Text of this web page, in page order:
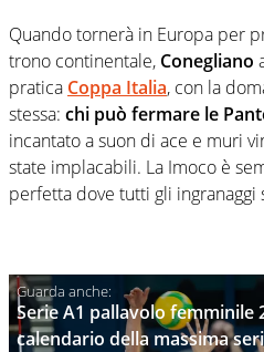
Quando tornerà in Europa per
trono continentale, Conegliano
pratica Coppa Italia, con la
stessa: chi può fermare le
incantato a suon di ace e muri
state implacabili. La Imoco è
perfetta dove tutti gli ingranaggi
Serie A1 pallavolo femminile
calendario della massima